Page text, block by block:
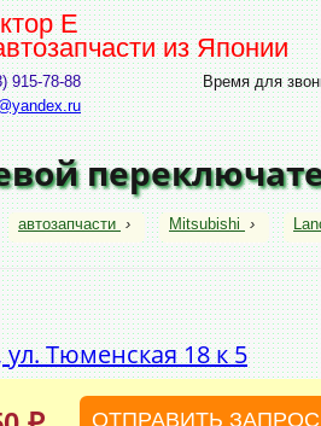
Е
из Японии
915-78-88
Время для
автозапчасти › Mitsubishi ›
Тюменская 18 к 5
ОТПРАВИТЬ ЗАПРОС